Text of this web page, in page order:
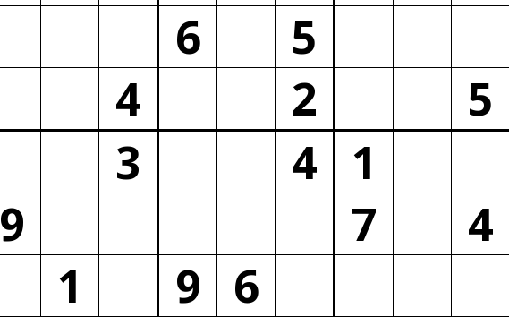
6
5
4
2
5
3
4
1
9
7
4
1
9 6